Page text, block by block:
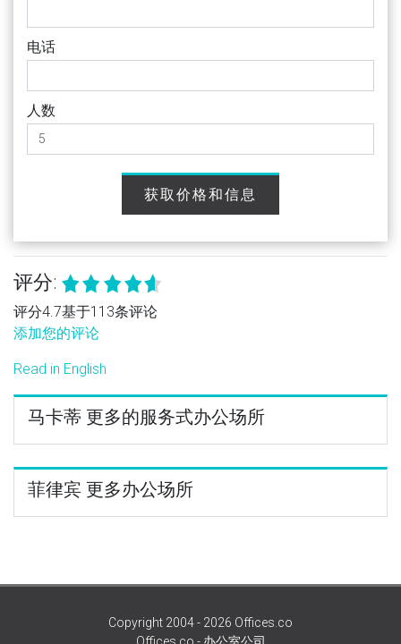
电话
人数
获取价格和信息
评分:
评分4.7基于113条评论
添加您的评论
Read in English
马卡蒂 更多的服务式办公场所
菲律宾 更多办公场所
Copyright 2004 - 2026 Offices.co